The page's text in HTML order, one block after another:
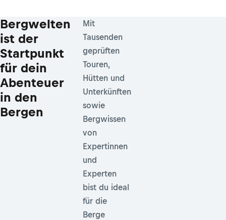
Bergwelten
ist der
Startpunkt
für dein
Abenteuer
in den
Bergen
Mit
Tausenden
geprüften
Touren,
Hütten und
Unterkünften
sowie
Bergwissen
von
Expertinnen
und
Experten
bist du ideal
für die
Berge